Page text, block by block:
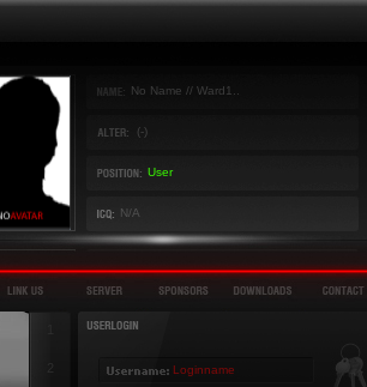
No Name // Ward1..
(-)
User
N/A